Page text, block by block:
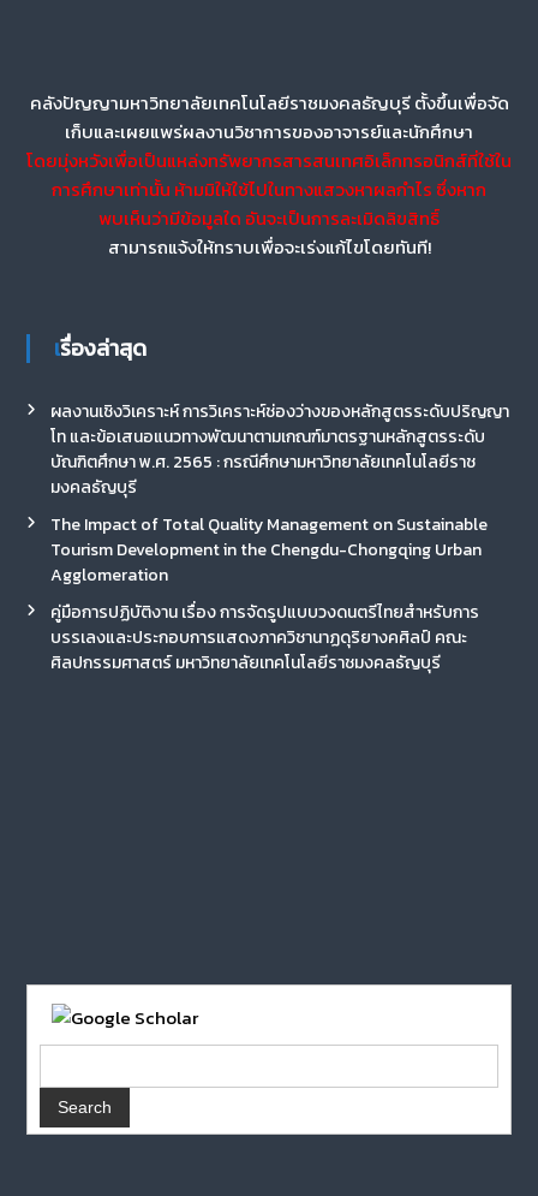
คลังปัญญามหาวิทยาลัยเทคโนโลยีราชมงคลธัญบุรี ตั้งขึ้นเพื่อจัด
เก็บและเผยแพร่ผลงานวิชาการของอาจารย์และนักศึกษา
โดยมุ่งหวังเพื่อเป็นแหล่งทรัพยากรสารสนเทศอิเล็กทรอนิกส์ที่ใช้ใน
การศึกษาเท่านั้น ห้ามมิให้ใช้ไปในทางแสวงหาผลกำไร ซึ่งหาก
พบเห็นว่ามีข้อมูลใด อันจะเป็นการละเมิดลิขสิทธิ์
สามารถแจ้งให้ทราบเพื่อจะเร่งแก้ไขโดยทันที!
เรื่องล่าสุด
ผลงานเชิงวิเคราะห์ การวิเคราะห์ช่องว่างของหลักสูตรระดับปริญญา
โท และข้อเสนอแนวทางพัฒนาตามเกณฑ์มาตรฐานหลักสูตรระดับ
บัณฑิตศึกษา พ.ศ. 2565 : กรณีศึกษามหาวิทยาลัยเทคโนโลยีราช
มงคลธัญบุรี
The Impact of Total Quality Management on Sustainable
Tourism Development in the Chengdu-Chongqing Urban
Agglomeration
คู่มือการปฏิบัติงาน เรื่อง การจัดรูปแบบวงดนตรีไทยสำหรับการ
บรรเลงและประกอบการแสดงภาควิชานาฏดุริยางคศิลป์ คณะ
ศิลปกรรมศาสตร์ มหาวิทยาลัยเทคโนโลยีราชมงคลธัญบุรี